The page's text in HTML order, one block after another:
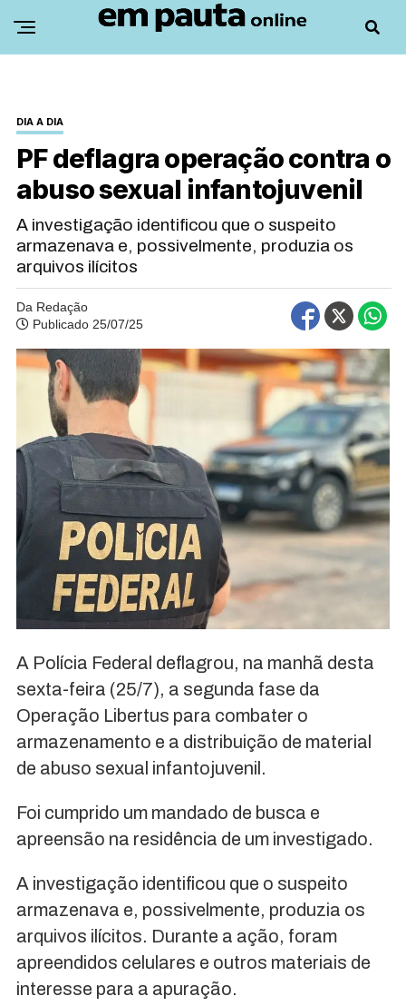
DIA A DIA
PF deflagra operação contra o
abuso sexual infantojuvenil
A investigação identificou que o suspeito
armazenava e, possivelmente, produzia os
arquivos ilícitos
Da Redação
Publicado 25/07/25
A Polícia Federal deflagrou, na manhã desta
sexta-feira (25/7), a segunda fase da
Operação Libertus para combater o
armazenamento e a distribuição de material
de abuso sexual infantojuvenil.
Foi cumprido um mandado de busca e
apreensão na residência de um investigado.
A investigação identificou que o suspeito
armazenava e, possivelmente, produzia os
arquivos ilícitos. Durante a ação, foram
apreendidos celulares e outros materiais de
interesse para a apuração.